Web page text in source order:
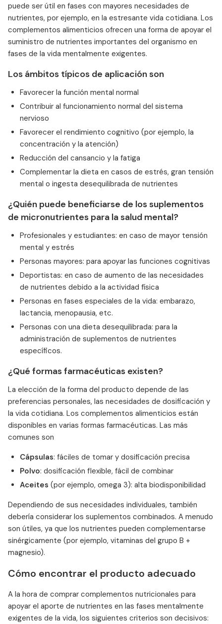
puede ser útil en fases con mayores necesidades de
nutrientes, por ejemplo, en la estresante vida cotidiana. Los
complementos alimenticios ofrecen una forma de apoyar el
suministro de nutrientes importantes del organismo en
fases de la vida mentalmente exigentes.
Los ámbitos típicos de aplicación son
Favorecer la función mental normal
Contribuir al funcionamiento normal del sistema
nervioso
Favorecer el rendimiento cognitivo (por ejemplo, la
concentración y la atención)
Reducción del cansancio y la fatiga
Complementar la dieta en casos de estrés, gran tensión
mental o ingesta desequilibrada de nutrientes
¿Quién puede beneficiarse de los suplementos
de micronutrientes para la salud mental?
Profesionales y estudiantes: en caso de mayor tensión
mental y estrés
Personas mayores: para apoyar las funciones cognitivas
Deportistas: en caso de aumento de las necesidades
de nutrientes debido a la actividad física
Personas en fases especiales de la vida: embarazo,
lactancia, menopausia, etc.
Personas con una dieta desequilibrada: para la
administración de suplementos de nutrientes
específicos.
¿Qué formas farmacéuticas existen?
La elección de la forma del producto depende de las
preferencias personales, las necesidades de dosificación y
la vida cotidiana. Los complementos alimenticios están
disponibles en varias formas farmacéuticas. Las más
comunes son
Cápsulas: fáciles de tomar y dosificación precisa
Polvo: dosificación flexible, fácil de combinar
Aceites (por ejemplo, omega 3): alta biodisponibilidad
Dependiendo de sus necesidades individuales, también
debería considerar los suplementos combinados. A menudo
son útiles, ya que los nutrientes pueden complementarse
sinérgicamente (por ejemplo, vitaminas del grupo B +
magnesio).
Cómo encontrar el producto adecuado
A la hora de comprar complementos nutricionales para
apoyar el aporte de nutrientes en las fases mentalmente
exigentes de la vida, los siguientes criterios son decisivos: